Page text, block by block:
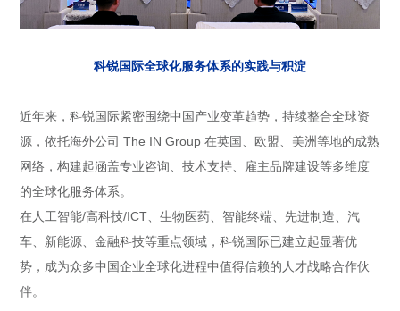
科锐国际全球化服务体系的实践与积淀
近年来，科锐国际紧密围绕中国产业变革趋势，持续整合全球资
源，依托海外公司 The IN Group 在英国、欧盟、美洲等地的成熟
网络，构建起涵盖专业咨询、技术支持、雇主品牌建设等多维度
的全球化服务体系。
在人工智能/高科技/ICT、生物医药、智能终端、先进制造、汽
车、新能源、金融科技等重点领域，科锐国际已建立起显著优
势，成为众多中国企业全球化进程中值得信赖的人才战略合作伙
伴。